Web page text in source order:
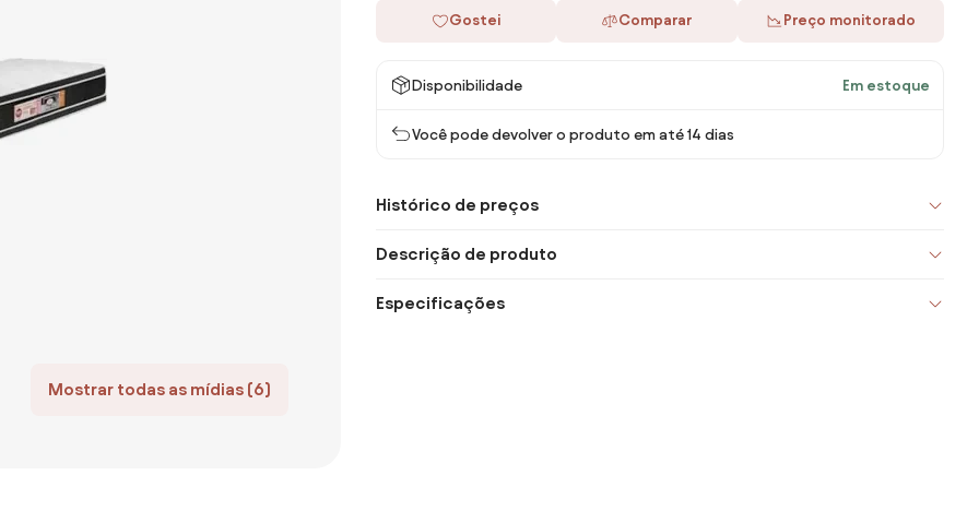
Mostrar todas as mídias (6)
Gostei Comparar Preço monitorado
Disponibilidade Em estoque
Você pode devolver o produto em até 14 dias
Histórico de preços
Descrição de produto
Especificações